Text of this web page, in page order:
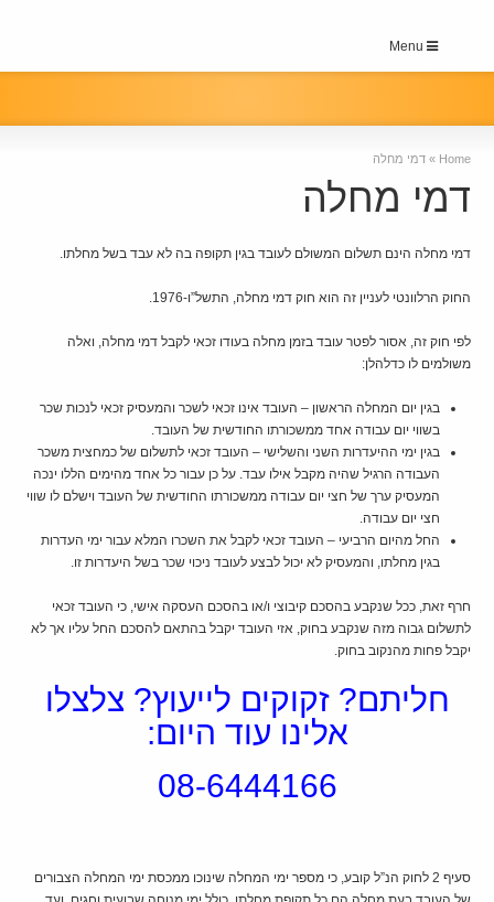
Menu
Home
» דמי מחלה
דמי מחלה
דמי מחלה הינם תשלום המשולם לעובד בגין תקופה בה לא עבד בשל מחלתו.
החוק הרלוונטי לעניין זה הוא חוק דמי מחלה, התשל”ו-1976.
לפי חוק זה, אסור לפטר עובד בזמן מחלה בעודו זכאי לקבל דמי מחלה, ואלה
משולמים לו כדלהלן:
בגין יום המחלה הראשון – העובד אינו זכאי לשכר והמעסיק זכאי לנכות שכר
בשווי יום עבודה אחד ממשכורתו החודשית של העובד.
בגין ימי ההיעדרות השני והשלישי – העובד זכאי לתשלום של כמחצית משכר
העבודה הרגיל שהיה מקבל אילו עבד. על כן עבור כל אחד מהימים הללו ינכה
המעסיק ערך של חצי יום עבודה ממשכורתו החודשית של העובד וישלם לו שווי
חצי יום עבודה.
החל מהיום הרביעי – העובד זכאי לקבל את השכרו המלא עבור ימי העדרות
בגין מחלתו, והמעסיק לא יכול לבצע לעובד ניכוי שכר בשל היעדרות זו.
חרף זאת, ככל שנקבע בהסכם קיבוצי ו/או בהסכם העסקה אישי, כי העובד זכאי
לתשלום גבוה מזה שנקבע בחוק, אזי העובד יקבל בהתאם להסכם החל עליו אך לא
יקבל פחות מהנקוב בחוק.
חליתם? זקוקים לייעוץ? צלצלו
אלינו עוד היום:
08-6444166
סעיף 2 לחוק הנ”ל קובע, כי מספר ימי המחלה שינוכו ממכסת ימי המחלה הצבורים